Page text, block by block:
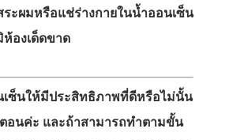
ะผมหรือแช่ร่างกายในน้ำออนเซ็น
องเด็ดขาด
เซ็นให้มีประสิทธิภาพที่ดีหรือไม่นั้น
อนค่ะ และถ้าสามารถทำตามขั้น